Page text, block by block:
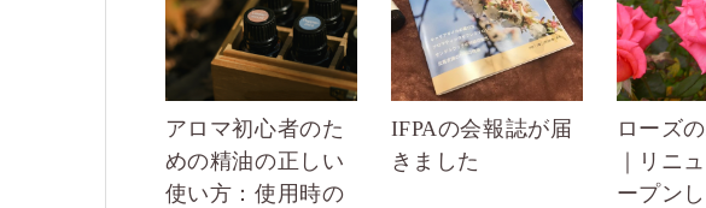
アロマ初心者のた
めの精油の正しい
使い方：使用時の
IFPAの会報誌が届
きました
ローズ
｜リニ
ープン